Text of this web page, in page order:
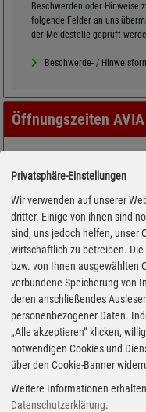
Beschwerden oder Hinweise
folgende Felder an uns
der Meldestelle geprüft
Beschwerde- /
Öffnungszeiten
Privatsphäre-Einstellungen
Wir verwenden auf unserer
dritter. Einige von ihnen sind
sind, uns jedoch helfen, unser
wirtschaftlich zu betreiben.
bzw. von Ihnen ausgewählten
verbundene Speicherung von
deren anschließendes
personenbezogener Daten.
„Alle akzeptieren“ klicken,
notwendigen Cookies und
über den Cookie-Banner
Weitere Informationen
Datenschutzerklärung.